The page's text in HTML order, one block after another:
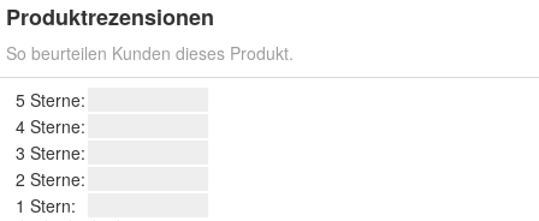
Produktrezensionen
So beurteilen Kunden dieses Produkt.
5 Sterne:
4 Sterne:
3 Sterne:
2 Sterne:
1 Stern: